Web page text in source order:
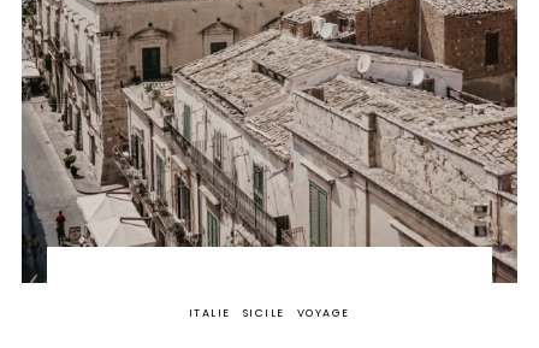
ITALIE SICILE VOYAGE